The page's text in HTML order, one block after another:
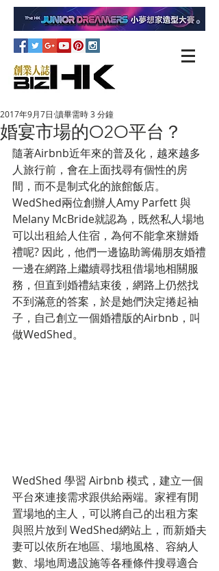
婚宴市場的O2O平台？
2017年9月7日 讀畢需時 3 分鐘
隨著Airbnb近年來的普及化，越來越多
人旅行前，會在上面找尋有個性的房
間，而不是制式化的旅館飯店。
WedShed兩位創辦人Amy Parfett 與
Melany McBride就認為，既然私人場地
可以出租給人住宿，為何不能拿來辦婚
禮呢? 因此，他們一邊協助籌備朋友婚禮
一邊在網路上繼續尋找租借場地相關服
務，但直到婚禮結束後，網路上仍然找
不到滿意的答案，於是她們決定捲起袖
子，自己創立一個婚禮版的Airbnb，叫
做WedShed。
WedShed 學習 Airbnb 模式，建立一個
平台來連接需求跟供給兩端。家裡有閒
置場地的主人，可以將自己的出租方案
與照片放到 WedShed網站上，而新婚夫
妻可以依所在地區、場地風格、容納人
數、場地周邊設施等各種條件搜尋適合